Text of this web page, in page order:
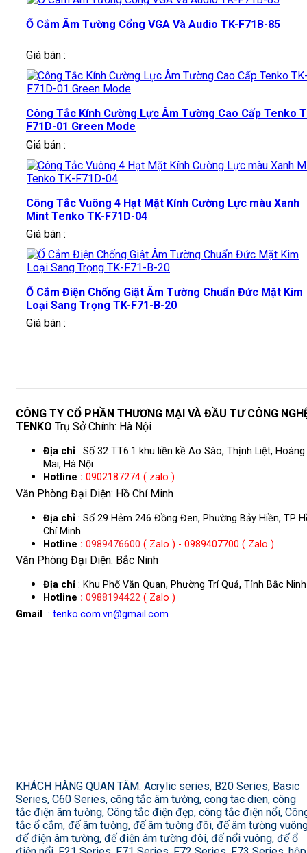
Ổ Cắm Âm Tường Cổng VGA Và Audio TK-F71B-85
Giá bán :
Công Tắc Kính Cường Lực Âm Tường Cao Cấp Tenko
F71D-01 Green Mode
Giá bán :
Công Tắc Vuông 4 Hạt Mặt Kính Cường Lực màu Xanh
Mint Tenko TK-F71D-04
Giá bán :
Ổ Cắm Điện Chống Giật Âm Tường Chuẩn Đức Mặt Kim
Loại Sang Trọng TK-F71-B-20
Giá bán :
CÔNG TY CỔ PHẦN THƯƠNG MẠI VÀ ĐẦU TƯ CÔNG
TENKO Trụ Sở Chính: Hà Nội
Địa chỉ : Số 32 TT6.1 khu liền kề Ao Sào, Thịnh Liệt, Hoàng
Mai, Hà Nội
Hotline : 0902187274 ( zalo )
Văn Phòng Đại Diện: Hồ Chí Minh
Địa chỉ : Số 29 Hẻm 246 Đồng Đen, Phường Bảy Hiền, TP
Chí Minh
Hotline : 0989476600 ( Zalo ) - 0989407700 ( Zalo )
Văn Phòng Đại Diện: Bắc Ninh
Địa chỉ : Khu Phố Văn Quan, Phường Trí Quả, Tỉnh Bắc Ninh
Hotline : 0988194422 ( Zalo )
Gmail
: tenko.com.vn@gmail.com
KHÁCH HÀNG QUAN TÂM: Acrylic series, B20 Series, Basic
Series, C60 Series, công tắc âm tường, cong tac dien, công
tắc điện âm tường, Công tắc điện đẹp, công tắc điện nổi,
tắc ổ cắm, đế âm tường, đế âm tường đôi, đế âm tường
đế điện âm tường, đế điện âm tường đôi, đế nổi vuông, đế ổ